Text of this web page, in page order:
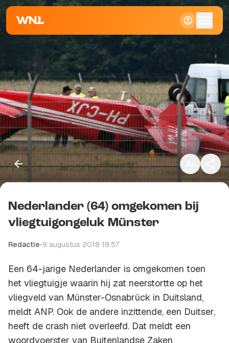
Klein
Standaard
Groot
Kopieer link
Nederlander (64) omgekomen bij
vliegtuigongeluk Münster
Redactie•9 augustus 2018 18:57
Een 64-jarige Nederlander is omgekomen toen
het vliegtuigje waarin hij zat neerstortte op het
vliegveld van Münster-Osnabrück in Duitsland,
meldt ANP. Ook de andere inzittende, een Duitser,
heeft de crash niet overleefd. Dat meldt een
woordvoerster van Buitenlandse Zaken.